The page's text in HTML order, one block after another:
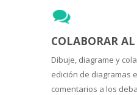
COLABORAR
Dibuje, diagrame y
edición de diagramas
comentarios a los